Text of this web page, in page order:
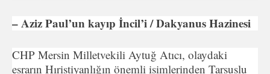
– Aziz Paul’un kayıp İncil’i / Dakyanus Hazinesi
CHP Mersin Milletvekili Aytuğ Atıcı, olaydaki
esrarın Hıristiyanlığın önemli isimlerinden Tarsuslu